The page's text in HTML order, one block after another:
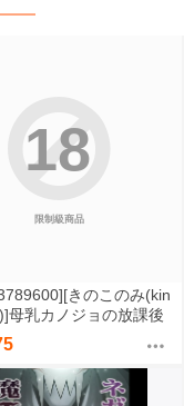
限制級商品
18
きのこのみ(kin
母乳カノジョの放課後
っち (原創)